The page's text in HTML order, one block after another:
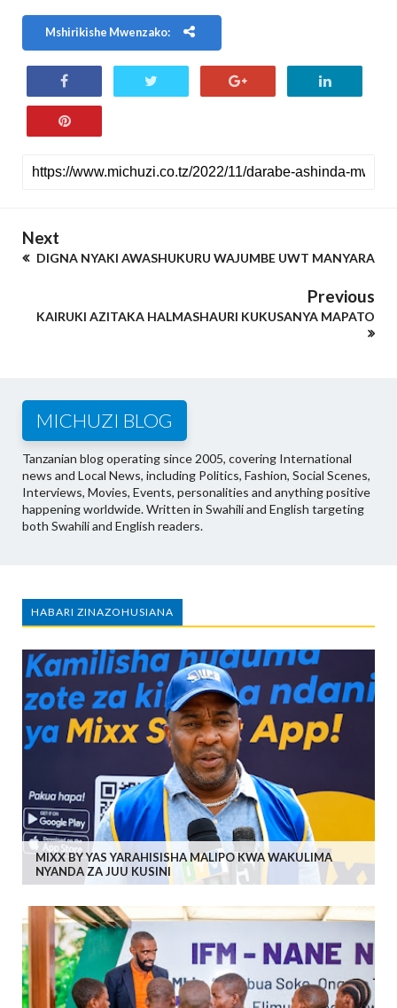
Mshirikishe Mwenzako:
Next
DIGNA NYAKI AWASHUKURU WAJUMBE UWT MANYARA
Previous
KAIRUKI AZITAKA HALMASHAURI KUKUSANYA MAPATO
MICHUZI BLOG
Tanzanian blog operating since 2005, covering International
news and Local News, including Politics, Fashion, Social Scenes,
Interviews, Movies, Events, personalities and anything positive
happening worldwide. Written in Swahili and English targeting
both Swahili and English readers.
HABARI ZINAZOHUSIANA
MIXX BY YAS YARAHISISHA MALIPO KWA WAKULIMA
NYANDA ZA JUU KUSINI